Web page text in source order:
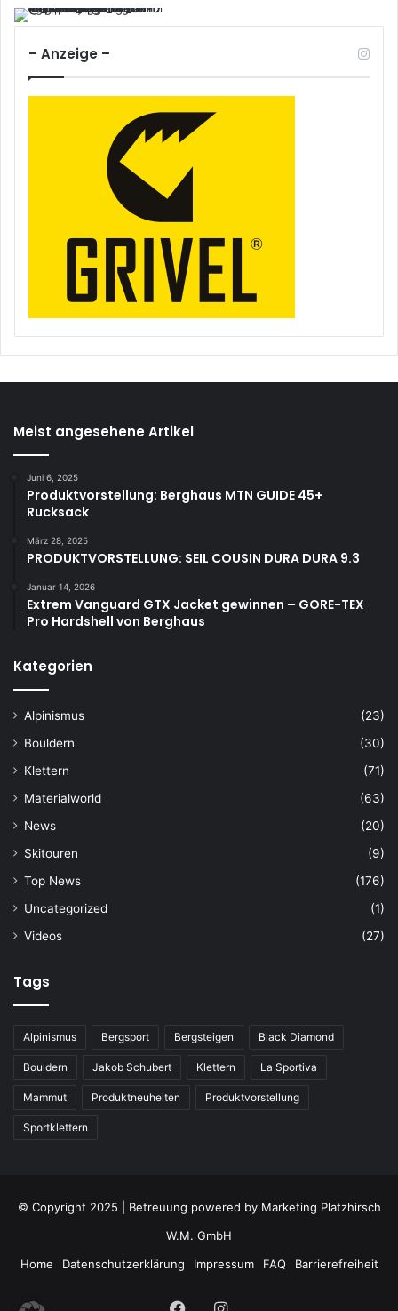
– Anzeige –
Meist angesehene Artikel
Juni 6, 2025
Produktvorstellung: Berghaus MTN GUIDE 45+
Rucksack
März 28, 2025
PRODUKTVORSTELLUNG: SEIL COUSIN DURA DURA 9.3
Januar 14, 2026
Extrem Vanguard GTX Jacket gewinnen – GORE-TEX
Pro Hardshell von Berghaus
Kategorien
Alpinismus
(23)
Bouldern
(30)
Klettern
(71)
Materialworld
(63)
News
(20)
Skitouren
(9)
Top News
(176)
Uncategorized
(1)
Videos
(27)
Tags
Alpinismus Bergsport Bergsteigen Black Diamond
Bouldern Jakob Schubert Klettern La Sportiva
Mammut Produktneuheiten Produktvorstellung
Sportklettern
© Copyright 2025 | Betreuung powered by Marketing Platzhirsch
W.M. GmbH
Home
Datenschutzerklärung Impressum FAQ Barrierefreiheit
FacebookInstagram